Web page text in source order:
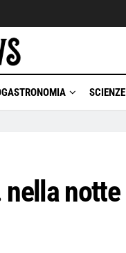
SCIENZE
nella notte